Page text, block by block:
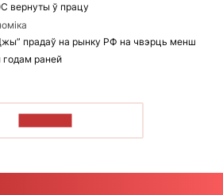
вернуты ў працу
прадаў на рынку РФ на чвэрць менш
годам раней